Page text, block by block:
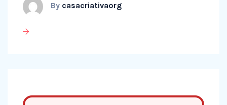
By casacriativaorg